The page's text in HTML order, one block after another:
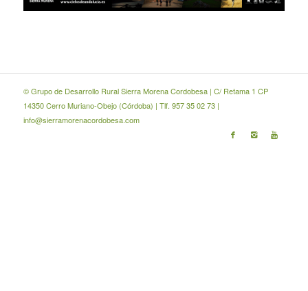
© Grupo de Desarrollo Rural Sierra Morena Cordobesa | C/ Retama 1 CP
14350 Cerro Muriano-Obejo (Córdoba) | Tlf. 957 35 02 73 |
info@sierramorenacordobesa.com